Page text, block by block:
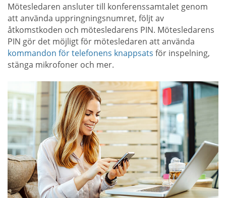
Mötesledaren ansluter till konferenssamtalet genom
att använda uppringningsnumret, följt av
åtkomstkoden och mötesledarens PIN. Mötesledarens
PIN gör det möjligt för mötesledaren att använda
kommandon för telefonens knappsats för inspelning,
stänga mikrofoner och mer.